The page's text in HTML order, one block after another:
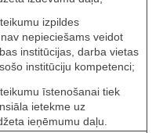
izpildes
nepieciešams veidot
institūcijas, darba vietas
institūciju kompetenci;
īstenošanai tiek
ietekme uz
ieņēmumu daļu.